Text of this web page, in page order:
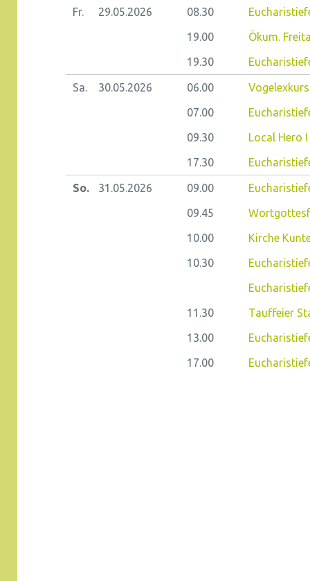
Fr. 29.05.2026 08.30
19.00
Ökum.
19.30
Sa. 30.05.2026 06.00
07.00
09.30
Local Hero I
17.30
So. 31.05.2026 09.00
09.45
10.00
Kirche
10.30
11.30
Tauffeier
13.00
17.00